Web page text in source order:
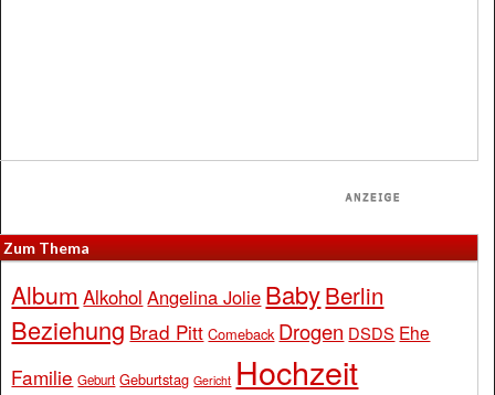
Zum Thema
Album Alkohol Angelina Jolie BabyBerlin
Beziehung Brad Pitt Comeback Drogen DSDS Ehe
Familie Geburt Geburtstag Gericht Hochzeit